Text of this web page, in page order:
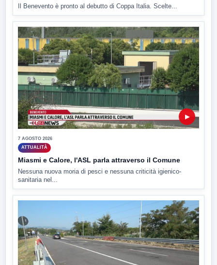
Il Benevento è pronto al debutto di Coppa Italia. Scelte...
▶
7 AGOSTO 2026
ATTUALITÀ
Miasmi e Calore, l'ASL parla attraverso il Comune
Nessuna nuova moria di pesci e nessuna criticità igienico-
sanitaria nel...